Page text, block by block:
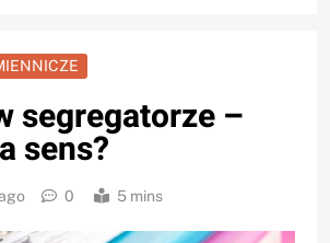
segregatorze –
sens?
0 5 mins